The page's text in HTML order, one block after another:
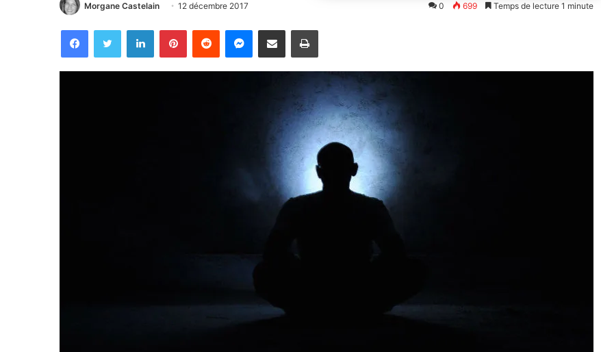
Morgane Castelain 12 décembre 2017 0 699 Temps de lecture 1 minute
FacebookTwitter LinkedinPinterestReddit Messenger
Partager par email Imprimer